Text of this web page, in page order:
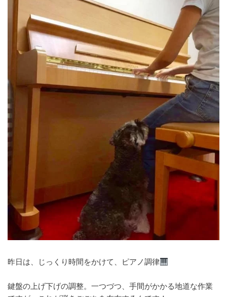
昨日は、じっくり時間をかけて、ピアノ調律
鍵盤の上げ下げの調整。一つづつ、手間がかかる地道な作業